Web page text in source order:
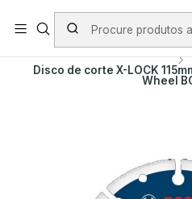
PORTES INCLUÍDOS EM
PRODUTOS
Disco de corte X-LOCK
Wheel